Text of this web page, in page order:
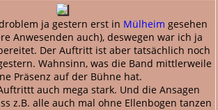
ja gestern erst in Mülheim gesehen
Anwesenden auch), deswegen war ich ja
Der Auftritt ist aber tatsächlich noch
Wahnsinn, was die Band mittlerweile
Präsenz auf der Bühne hat.
auch mega stark. Und die Ansagen
z.B. alle auch mal ohne Ellenbogen tanzen